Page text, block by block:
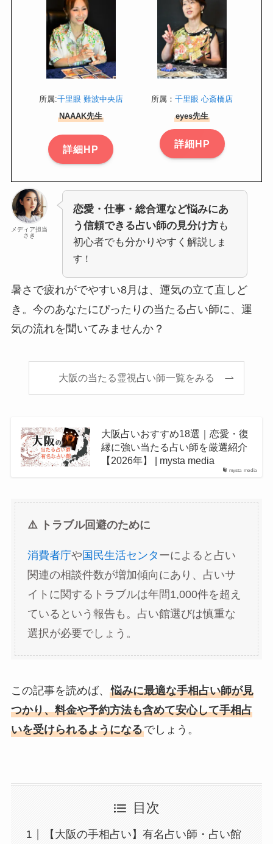
所属:千里眼 難波中央店
NAAAK先生
詳細HP
所属：千里眼 心斎橋店
eyes先生
詳細HP
メディア担当
さき
恋愛・仕事・総合運など悩みにあ
う信頼できる占い師の見分け方も
初心者でも分かりやすく解説しま
す！
暑さで疲れがでやすい8月は、運気の立て直しど
き。今のあなたにぴったりの当たる占い師に、運
気の流れを聞いてみませんか？
大阪の当たる霊視占い師一覧をみる
mysta media
大阪占いおすすめ18選｜恋愛・復
縁に強い当たる占い師を厳選紹介
【2026年】 | mysta media
⚠️ トラブル回避のために
消費者庁や国民生活センタ ーによると占い
関連の相談件数が増加傾向にあり、占いサ
イトに関するトラブルは年間1,000件を超え
ているという報告も。占い館選びは慎重な
選択が必要でしょう。
この記事を読めば、 悩みに最適な手相占い師が見
つかり、料金や予約方法も含めて安心して手相占
いを受けられるようになるでしょう。
目次
【大阪の手相占い】有名占い師・占い館